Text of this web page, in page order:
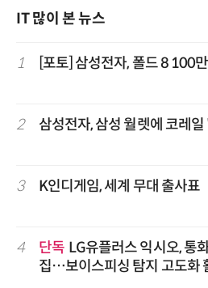
IT 많이 본 뉴스
1 [포토] 삼성전자, 폴드 8 100
2 삼성전자, 삼성 월렛에 코레
3 K인디게임, 세계 무대 출사표
4 단독 LG유플러스 익시오, 통
집…보이스피싱 탐지 고도화